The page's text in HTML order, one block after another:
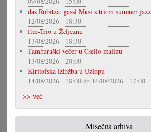
das Robitza: gassl Musi s triom summer jazz
12/08/2026 - 18:30
ftm-Trio u Željeznu
13/08/2026 - 18:30
Tamburaški večer u Csello malinu
13/08/2026 - 20:00
Kiritofska izložba u Uzlopu
14/08/2026 - 18:00 do 16/08/2026 - 17:00
>> već
Misečna arhiva